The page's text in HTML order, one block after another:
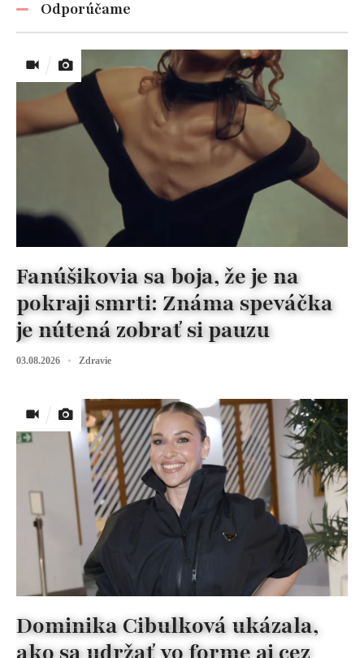
Odporúčame
Fanúšikovia sa boja, že je na
pokraji smrti: Známa speváčka
je nútená zobrať si pauzu
03.08.2026 Zdravie
Dominika Cibulková ukázala,